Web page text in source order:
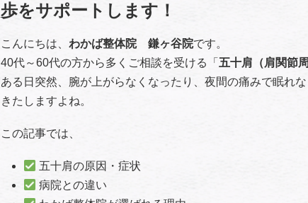
歩をサポートします！
こんにちは、 わかば整体院 鎌ヶ谷院です。
40代～60代の方から多くご相談を受ける「 五十肩（肩関節周
ある日突然、腕が上がらなくなったり、夜間の痛みで眠れ
きたしますよね。
この記事では、
五十肩の原因・症状
病院との違い